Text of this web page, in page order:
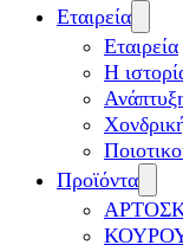
Εταιρεία
Εταιρεία
Η
Προϊόντα